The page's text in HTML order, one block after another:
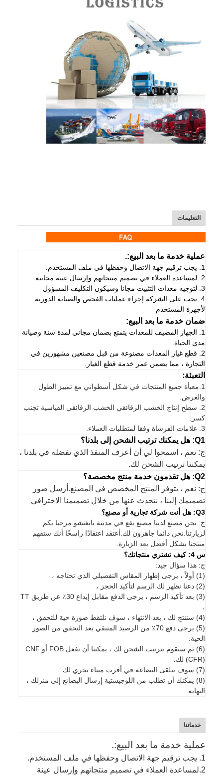
التعليمات
عملية خدمة ما بعد البيع:.
1. يجب ترقيم جهة الاتصال وحفظها في ملف المستخدم.
2. لمساعدة العملاء في تصميم منتجاتهم وإرسال عينة مجانية.
3. لتوجيه معدات التثبيت مجانا وسيكون التكليف المسؤول
4. يجب على الشركة إجراء عمليات الفحص والصيانة الدورية
لأجهزة المستخدم
ضمان خدمة ما بعد البيع:
1. الجهاز المضيف للمعدات يتمتع بضمان مجاني لمدة سنة وصيانة
مدى الحياة.
2. قطع غيار المعدات مصنوعة من قبل مصنعين مشهورين في
التجارة ، مما يضمن عمر خدمة قطع الغيار.
التعبئة:
1. معبأة جميع المنتجات في شكل أسطواني مع تمييز الطول
والعرض.
2. سطح إنتاج الخشب الرقائقي الخشب الرقائقي القياسية تجنب
كسر.
3. علامات الفرشاة وفقا لمتطلبات العملاء.
Q1: هل يمكنك ترتيب الشحن إلى بلدنا؟
ج: نعم ، اسمحوا لي أن أعرف المنفذ الذي تفضله في بلدنا ،
يمكننا ترتيب الشحن لك.
Q2: هل تقدمون خدمة منتج مخصصة؟
ج: نعم ، يتوفر المنتج المخصص في المصنع.أرسل صور
تصميمك إلينا ، نتحدث عنها من خلال تصميمنا الاحترافي
Q3: هل أنت شركة تجارية أو مصنع؟
ج: نحن مصنع.لدينا مصنع يقع في مدينة يانغتشو.مرحبا بكم
لزيارتنا.نحن دائما جاهزون لك.أعتقد اعتقادًا راسخًا أنك ستفهم
منتجنا بشكل أفضل بعد الزيارة.
س 4: كيف تشتري منتجاتك؟
ج: هذا سؤال جيد:
(1) أولاً ، يرجى إظهار المقاس التفصيلي الذي تحتاجه ،
(2) دعنا نظهر لك الرسم لتأكيد الحجز ،
(3) بعد تأكيد الرسم ، يرجى الدفع مقابل إيداع 30٪ عن طريق TT
،
(4) سننتج لك ، بعد الانتهاء ، سوف نلتقط صورة حية للتحقق ،
(5) يرجى دفع 70٪ من الرصيد المتبقي بعد التحقق من الصور
الحية.
(6) ثم سنقوم بترتيب الشحن لك ، يمكننا أن نفعل FOB أو CNF
(CFR) لك.
(7) سوف تتلقى البضاعة في أقرب ميناء بحري لك.
(8) يمكنك أن تطلب من اللوجيستية إرسال البضائع إلى منزلك ،
النهاية.
خدماتنا
عملية خدمة ما بعد البيع:.
1. يجب ترقيم جهة الاتصال وحفظها في ملف المستخدم.
2. لمساعدة العملاء في تصميم منتجاتهم وإرسال عينة